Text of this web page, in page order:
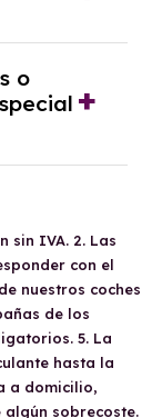
sobre el
el
sin
año de
solvente.
deducir el
es afecto
o
el
las
para evitar
sin IVA. 2. Las
con el
nuestros coches
de los
5. La
hasta la
a domicilio,
algún sobrecoste.